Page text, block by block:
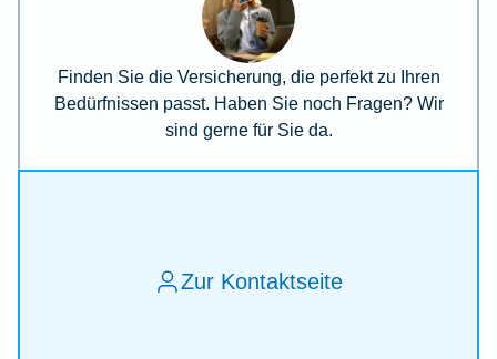
Finden Sie die Versicherung, die perfekt zu Ihren
Bedürfnissen passt. Haben Sie noch Fragen? Wir
sind gerne für Sie da.
Zur Kontaktseite